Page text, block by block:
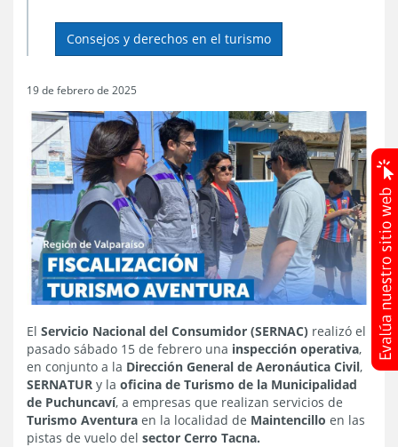
Consejos y derechos en el turismo
19 de febrero de 2025
El Servicio Nacional del Consumidor (SERNAC) realizó el
pasado sábado 15 de febrero una inspección operativa,
en conjunto a la Dirección General de Aeronáutica Civil,
SERNATUR y la oficina de Turismo de la Municipalidad
de Puchuncaví, a empresas que realizan servicios de
Turismo Aventura en la localidad de Maintencillo en las
pistas de vuelo del sector Cerro Tacna.